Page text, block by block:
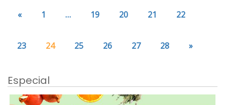
« 1 … 19 20 21 22
23 24 25 26 27 28 »
Especial